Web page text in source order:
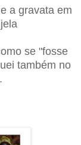
a gravata em
se "fosse
também no